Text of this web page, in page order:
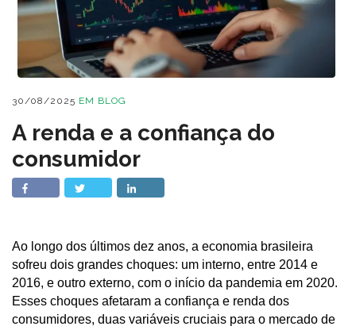
30/08/2025 EM BLOG
A renda e a confiança do
consumidor
Ao longo dos últimos dez anos, a economia brasileira
sofreu dois grandes choques: um interno, entre 2014 e
2016, e outro externo, com o início da pandemia em 2020.
Esses choques afetaram a confiança e renda dos
consumidores, duas variáveis cruciais para o mercado de